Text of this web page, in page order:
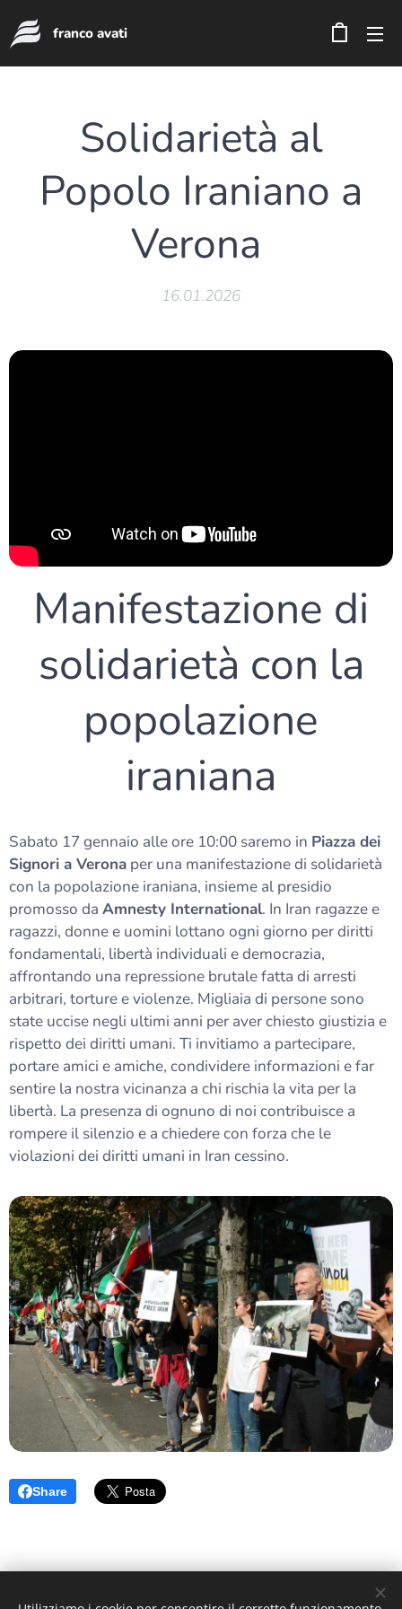
franco avati
Solidarietà al
Popolo Iraniano a
Verona
16.01.2026
Manifestazione di
solidarietà con la
popolazione
iraniana
Sabato 17 gennaio alle ore 10:00 saremo in Piazza dei
Signori a Verona per una manifestazione di solidarietà
con la popolazione iraniana, insieme al presidio
promosso da Amnesty International. In Iran ragazze e
ragazzi, donne e uomini lottano ogni giorno per diritti
fondamentali, libertà individuali e democrazia,
affrontando una repressione brutale fatta di arresti
arbitrari, torture e violenze. Migliaia di persone sono
state uccise negli ultimi anni per aver chiesto giustizia e
rispetto dei diritti umani. Ti invitiamo a partecipare,
portare amici e amiche, condividere informazioni e far
sentire la nostra vicinanza a chi rischia la vita per la
libertà. La presenza di ognuno di noi contribuisce a
rompere il silenzio e a chiedere con forza che le
violazioni dei diritti umani in Iran cessino.
Share